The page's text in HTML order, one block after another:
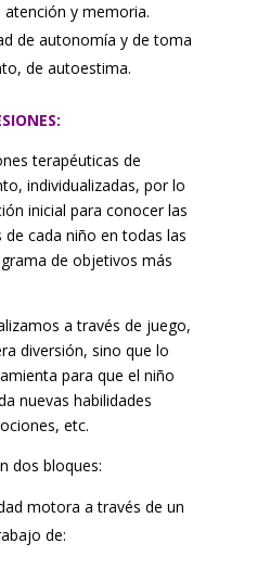
y memoria.
de autonomía y de toma
de autoestima.
terapéuticas de
individualizadas, por lo
inicial para conocer las
cada niño en todas las
de objetivos más
a través de juego,
diversión, sino que lo
para que el niño
nuevas habilidades
etc.
dos bloques:
motora a través de un
de: